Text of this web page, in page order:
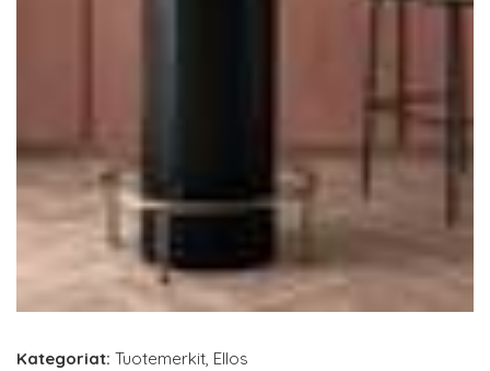
Kategoriat: Tuotemerkit, Ellos